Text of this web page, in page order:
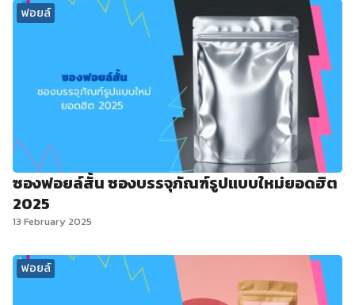
ฟอยล์
ซองฟอยล์สั้น ซองบรรจุภัณฑ์รูปแบบใหม่ยอดฮิต
2025
13 February 2025
ฟอยล์